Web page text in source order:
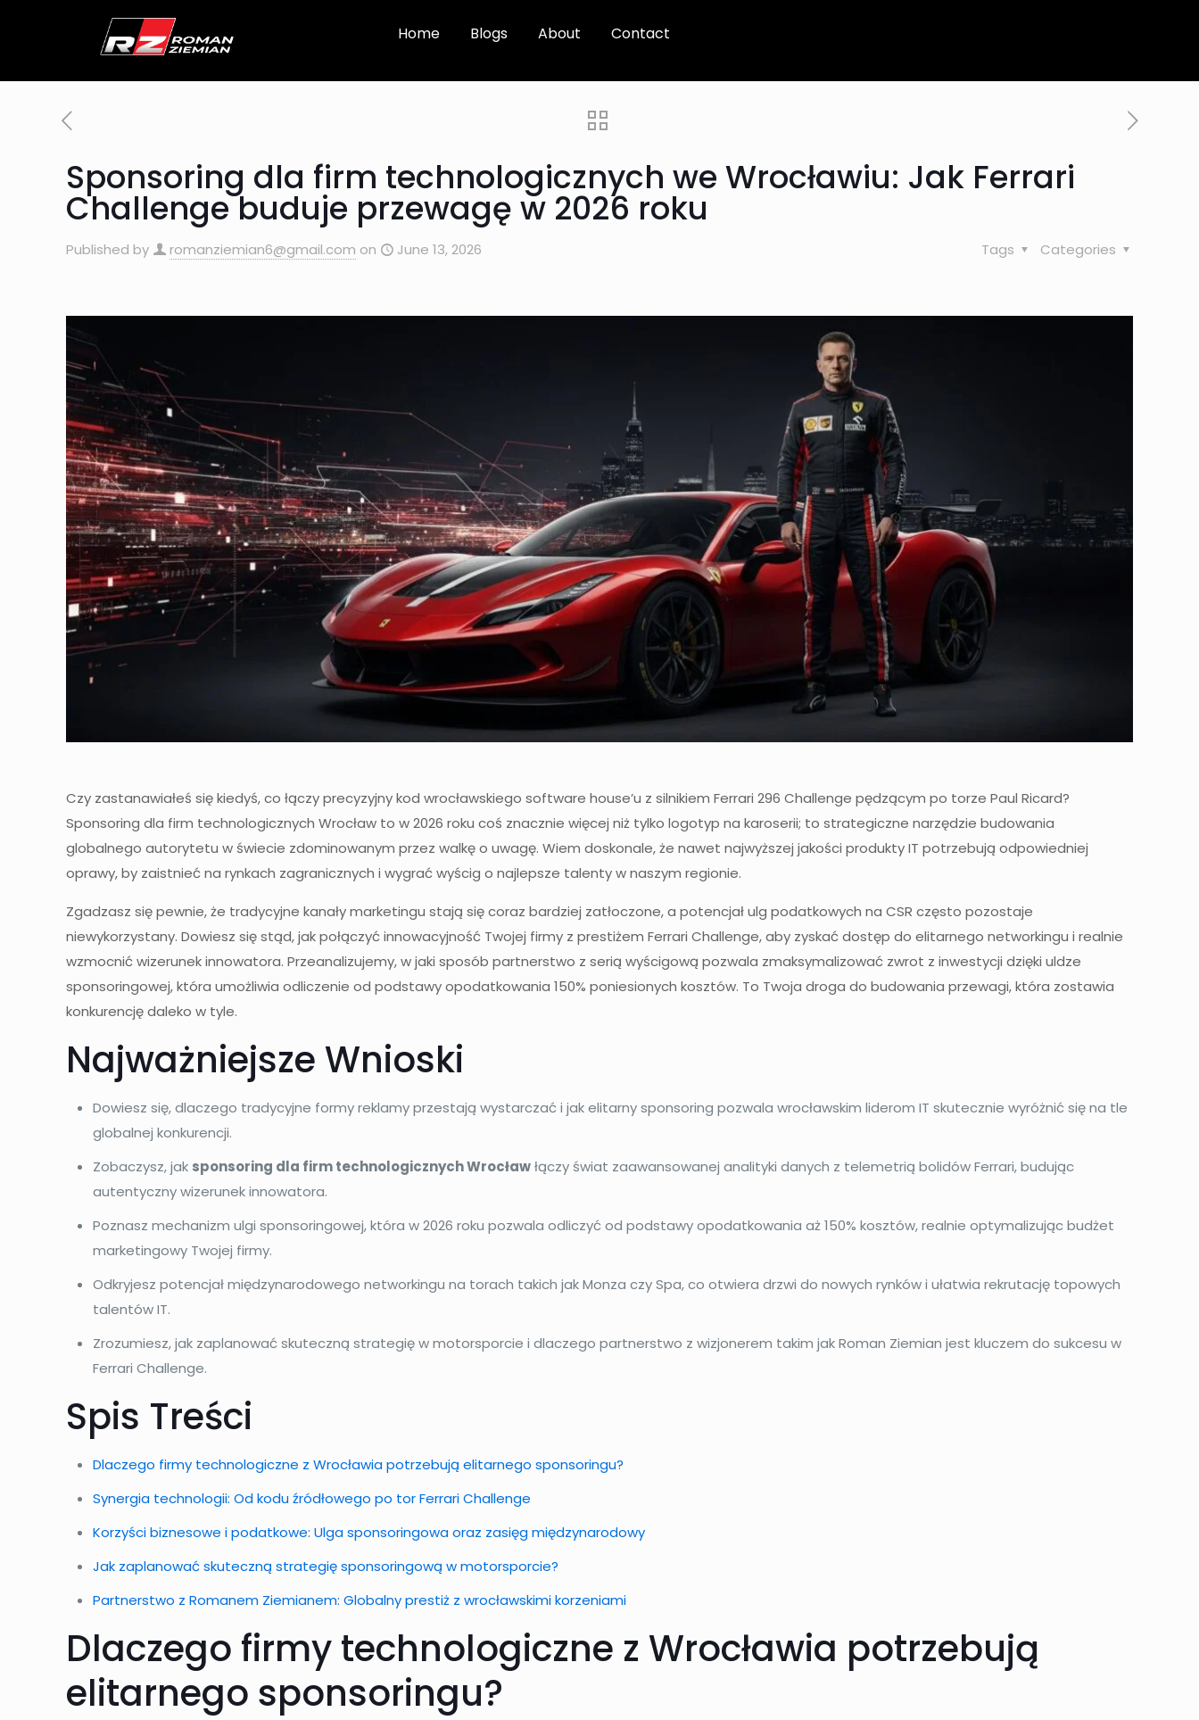
Home Blogs About Contact
Sponsoring dla firm technologicznych we Wrocławiu: Jak Ferrari
Challenge buduje przewagę w 2026 roku
Published by romanziemian6@gmail.com on June 13, 2026 Categories
Tags
Czy zastanawiałeś się kiedyś, co łączy precyzyjny kod wrocławskiego software house’u z silnikiem Ferrari 296 Challenge pędzącym po torze Paul Ricard?
Sponsoring dla firm technologicznych Wrocław to w 2026 roku coś znacznie więcej niż tylko logotyp na karoserii; to strategiczne narzędzie budowania
globalnego autorytetu w świecie zdominowanym przez walkę o uwagę. Wiem doskonale, że nawet najwyższej jakości produkty IT potrzebują odpowiedniej
oprawy, by zaistnieć na rynkach zagranicznych i wygrać wyścig o najlepsze talenty w naszym regionie.
Zgadzasz się pewnie, że tradycyjne kanały marketingu stają się coraz bardziej zatłoczone, a potencjał ulg podatkowych na CSR często pozostaje
niewykorzystany. Dowiesz się stąd, jak połączyć innowacyjność Twojej firmy z prestiżem Ferrari Challenge, aby zyskać dostęp do elitarnego networkingu i realnie
wzmocnić wizerunek innowatora. Przeanalizujemy, w jaki sposób partnerstwo z serią wyścigową pozwala zmaksymalizować zwrot z inwestycji dzięki uldze
sponsoringowej, która umożliwia odliczenie od podstawy opodatkowania 150% poniesionych kosztów. To Twoja droga do budowania przewagi, która zostawia
konkurencję daleko w tyle.
Najważniejsze Wnioski
Dowiesz się, dlaczego tradycyjne formy reklamy przestają wystarczać i jak elitarny sponsoring pozwala wrocławskim liderom IT skutecznie wyróżnić się na tle
globalnej konkurencji.
Zobaczysz, jak sponsoring dla firm technologicznych Wrocławłączy świat zaawansowanej analityki danych z telemetrią bolidów Ferrari, budując
autentyczny wizerunek innowatora.
Poznasz mechanizm ulgi sponsoringowej, która w 2026 roku pozwala odliczyć od podstawy opodatkowania aż 150% kosztów, realnie optymalizując budżet
marketingowy Twojej firmy.
Odkryjesz potencjał międzynarodowego networkingu na torach takich jak Monza czy Spa, co otwiera drzwi do nowych rynków i ułatwia rekrutację topowych
talentów IT.
Zrozumiesz, jak zaplanować skuteczną strategię w motorsporcie i dlaczego partnerstwo z wizjonerem takim jak Roman Ziemian jest kluczem do sukcesu w
Ferrari Challenge.
Spis Treści
Dlaczego firmy technologiczne z Wrocławia potrzebują elitarnego sponsoringu?
Synergia technologii: Od kodu źródłowego po tor Ferrari Challenge
Korzyści biznesowe i podatkowe: Ulga sponsoringowa oraz zasięg międzynarodowy
Jak zaplanować skuteczną strategię sponsoringową w motorsporcie?
Partnerstwo z Romanem Ziemianem: Globalny prestiż z wrocławskimi korzeniami
Dlaczego firmy technologiczne z Wrocławia potrzebują
elitarnego sponsoringu?